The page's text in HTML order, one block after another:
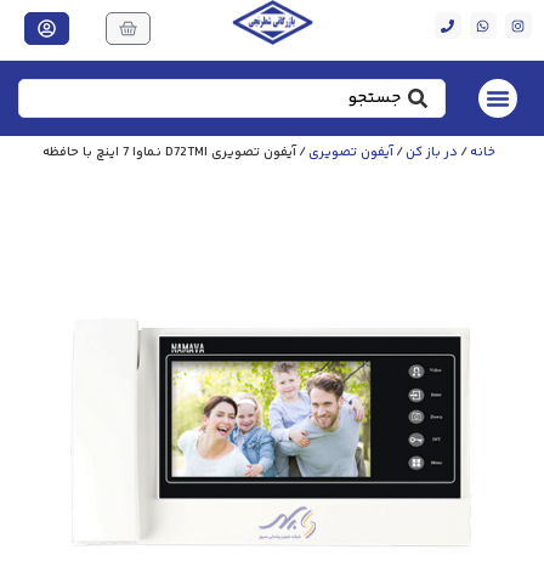
خانه/ در باز کن/آیفون تصویری/ آیفون تصویری D72TMI نماوا 7 اینچ با حافظه